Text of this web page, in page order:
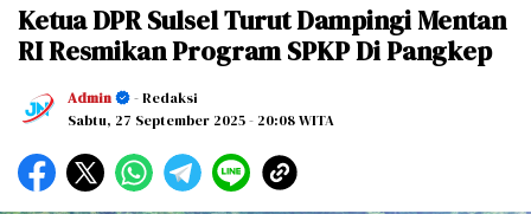
Ketua DPR Sulsel Turut Dampingi Mentan
RI Resmikan Program SPKP Di Pangkep
Admin
- Redaksi
Sabtu, 27 September 2025- 20:08 WITA